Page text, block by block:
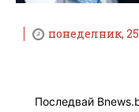
понеделник,
Последвай